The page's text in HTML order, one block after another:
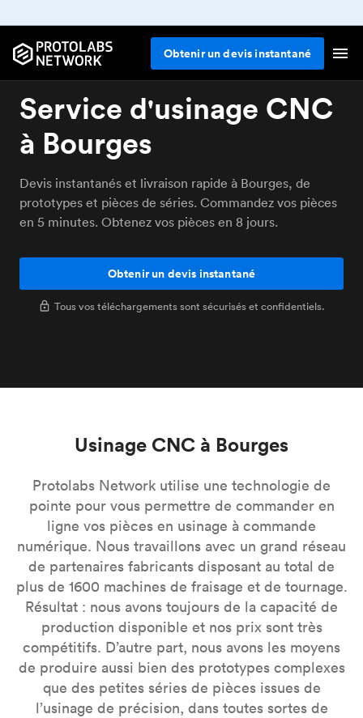
Obtenir un devis instantané
Service d'usinage CNC
à Bourges
Devis instantanés et livraison rapide à Bourges, de
prototypes et pièces de séries. Commandez vos pièces
en 5 minutes. Obtenez vos pièces en 8 jours.
Obtenir un devis instantané
Tous vos téléchargements sont sécurisés et confidentiels.
Usinage CNC à Bourges
Protolabs Network utilise une technologie de
pointe pour vous permettre de commander en
ligne vos pièces en usinage à commande
numérique. Nous travaillons avec un grand réseau
de partenaires fabricants disposant au total de
plus de 1600 machines de fraisage et de tournage.
Résultat : nous avons toujours de la capacité de
production disponible et nos prix sont très
compétitifs. D’autre part, nous avons les moyens
de produire aussi bien des prototypes complexes
que des petites séries de pièces issues de
l’usinage de précision, dans toutes sortes de